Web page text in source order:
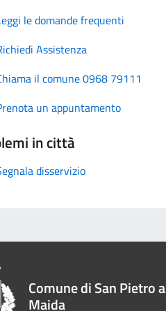
le domande frequenti
Assistenza
il comune 0968 79111
un appuntamento
in città
disservizio
Comune di San Pietro a
Maida